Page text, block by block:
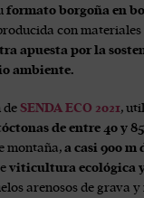
formato borgoña en
con
apuesta por la
ambiente.
de SENDA ECO 2021,
de entre 40 y
montaña, a casi 900 m
viticultura ecológica
arenosos de grava y